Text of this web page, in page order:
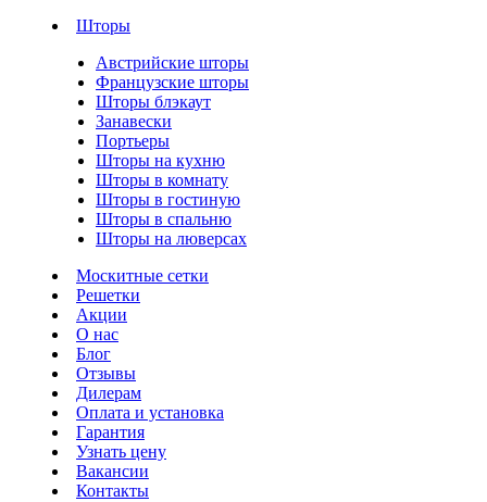
Шторы
Австрийские шторы
Французские шторы
Шторы блэкаут
Занавески
Портьеры
Шторы на кухню
Шторы в комнату
Шторы в гостиную
Шторы в спальню
Шторы на люверсах
Москитные сетки
Решетки
Акции
О нас
Блог
Отзывы
Дилерам
Оплата и установка
Гарантия
Узнать цену
Вакансии
Контакты